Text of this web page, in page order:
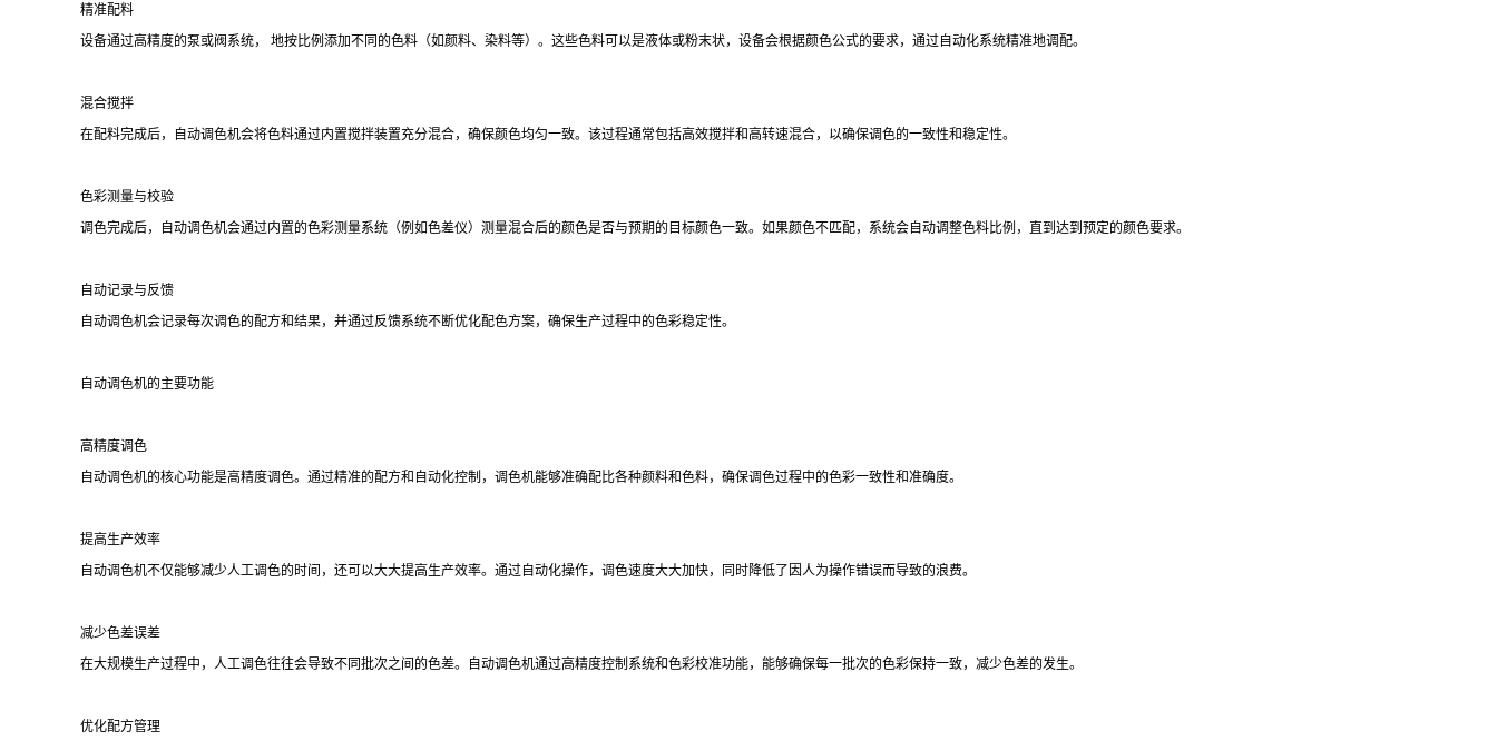
精准配料
设备通过高精度的泵或阀系统， 地按比例添加不同的色料（如颜料、染料等）。这些色料可以是液体或粉末状，设备会根据颜色公式的要求，通过自动化系统精准地调配。
混合搅拌
在配料完成后，自动调色机会将色料通过内置搅拌装置充分混合，确保颜色均匀一致。该过程通常包括高效搅拌和高转速混合，以确保调色的一致性和稳定性。
色彩测量与校验
调色完成后，自动调色机会通过内置的色彩测量系统（例如色差仪）测量混合后的颜色是否与预期的目标颜色一致。如果颜色不匹配，系统会自动调整色料比例，直到达到预定的颜色要求。
自动记录与反馈
自动调色机会记录每次调色的配方和结果，并通过反馈系统不断优化配色方案，确保生产过程中的色彩稳定性。
自动调色机的主要功能
高精度调色
自动调色机的核心功能是高精度调色。通过精准的配方和自动化控制，调色机能够准确配比各种颜料和色料，确保调色过程中的色彩一致性和准确度。
提高生产效率
自动调色机不仅能够减少人工调色的时间，还可以大大提高生产效率。通过自动化操作，调色速度大大加快，同时降低了因人为操作错误而导致的浪费。
减少色差误差
在大规模生产过程中，人工调色往往会导致不同批次之间的色差。自动调色机通过高精度控制系统和色彩校准功能，能够确保每一批次的色彩保持一致，减少色差的发生。
优化配方管理